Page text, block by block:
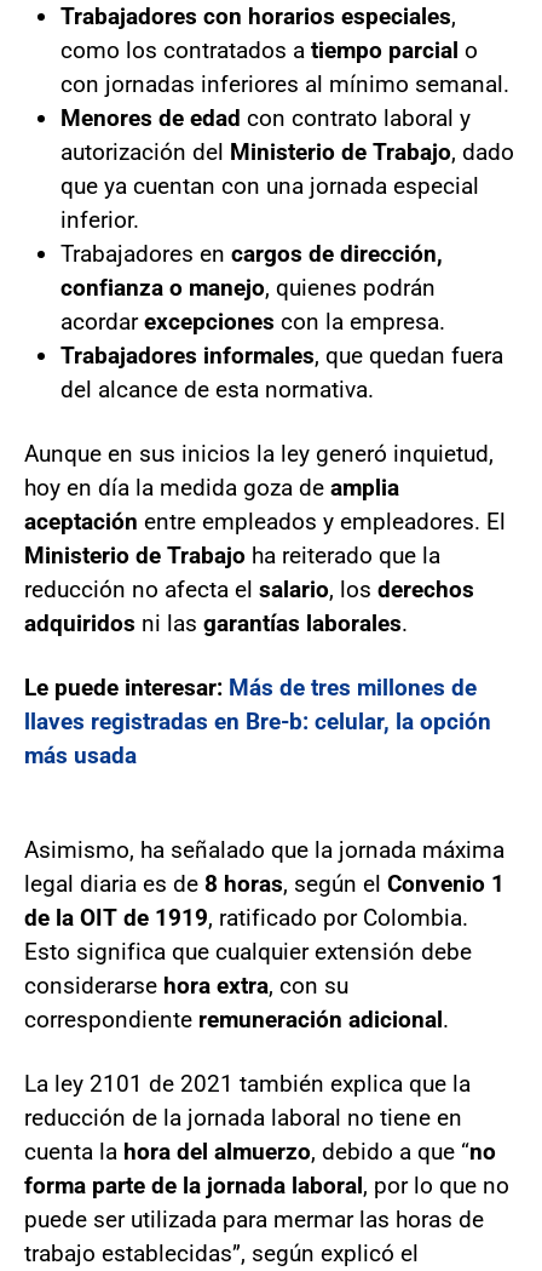
Trabajadores con horarios especiales,
como los contratados a tiempo parcial o
con jornadas inferiores al mínimo semanal.
Menores de edad con contrato laboral y
autorización del Ministerio de Trabajo, dado
que ya cuentan con una jornada especial
inferior.
Trabajadores en cargos de dirección,
confianza o manejo, quienes podrán
acordarexcepciones con la empresa.
Trabajadores informales, que quedan fuera
del alcance de esta normativa.
Aunque en sus inicios la ley generó inquietud,
hoy en día la medida goza de amplia
aceptación entre empleados y empleadores. El
Ministerio de Trabajo ha reiterado que la
reducción no afecta el salario, los derechos
adquiridos ni las garantías laborales.
Le puede interesar: Más de tres millones de
llaves registradas en Bre-b: celular, la opción
más usada
Asimismo, ha señalado que la jornada máxima
legal diaria es de 8 horas, según el Convenio 1
de la OIT de 1919, ratificado por Colombia.
Esto significa que cualquier extensión debe
considerarse hora extra, con su
correspondiente remuneración adicional.
La ley 2101 de 2021 también explica que la
reducción de la jornada laboral no tiene en
cuenta la hora del almuerzo, debido a que “no
forma parte de la jornada laboral, por lo que no
puede ser utilizada para mermar las horas de
trabajo establecidas”, según explicó el